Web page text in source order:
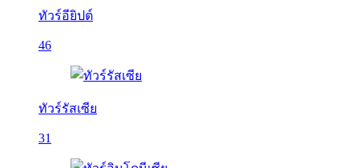
ทัวร์อียิปต์
46
ทัวร์รัสเซีย
31